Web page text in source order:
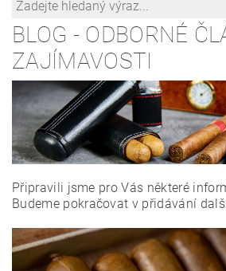
BLOG - ODBORNÉ
ZAJÍMAVOSTI
Připravili jsme pro Vás některé
Budeme pokračovat v přidávání